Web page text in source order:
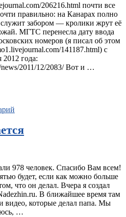
206216.html почти все
правильно: на Канарах полно
забором — кролики жрут её
МГТС перенесла дату ввода
номеров (я писал об этом
141187.html) с
2012 года:
news/2011/12/2083/ Вот и …
978 человек. Спасибо Вам всем!
будет, если как можно больше
что он делал. Вчера я создал
В ближайшее время там
видео, которые делал папа. Мы
…